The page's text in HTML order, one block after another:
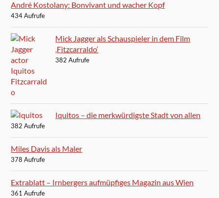
André Kostolany: Bonvivant und wacher Kopf
434 Aufrufe
Mick Jagger als Schauspieler in dem Film
‚Fitzcarraldo‘
382 Aufrufe
Iquitos – die merkwürdigste Stadt von allen
382 Aufrufe
Miles Davis als Maler
378 Aufrufe
Extrablatt – Irnbergers aufmüpfiges Magazin aus Wien
361 Aufrufe